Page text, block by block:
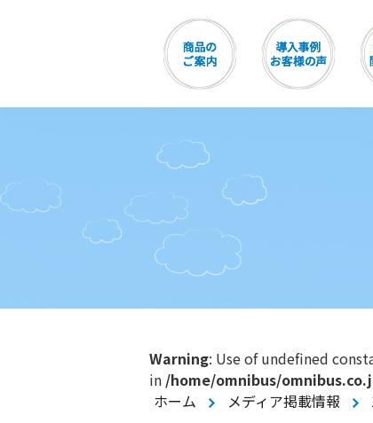
Warning: Use of undefined
in /home/omnibus/
ホーム
メディア掲載情報